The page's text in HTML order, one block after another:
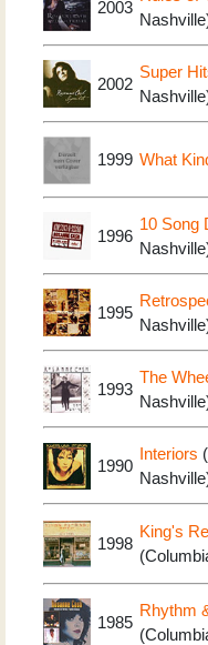
2003
2002
Super
1999 What
1996
10 Song
1995
1993
The
1990
Interiors
1998
King's
1985
Rhythm